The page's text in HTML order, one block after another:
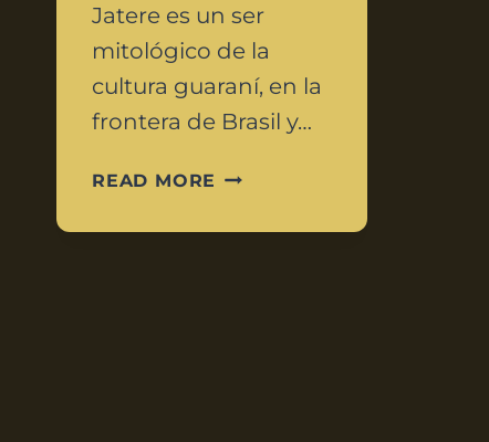
Jatere es un ser
mitológico de la
cultura guaraní, en la
frontera de Brasil y…
READ MORE